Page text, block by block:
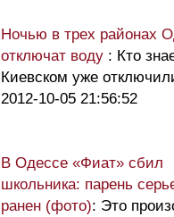
Ночью в трех районах
отключат воду : Кто
Киевском уже
2012-10-05 21:56:52
В Одессе «Фиат» сбил
школьника: парень
ранен (фото): Это